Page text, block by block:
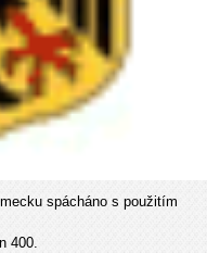
spácháno s použitím
400.